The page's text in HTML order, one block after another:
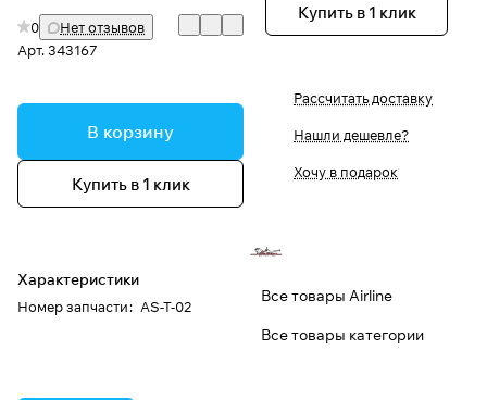
0
Нет отзывов
Арт.343167
В корзину
Купить в 1 клик
Характеристики
Номер запчасти: AS-T-02
Купить в 1 клик
Рассчитать доставку
Нашли дешевле?
Хочу в подарок
Все товары Airline
Все товары категории